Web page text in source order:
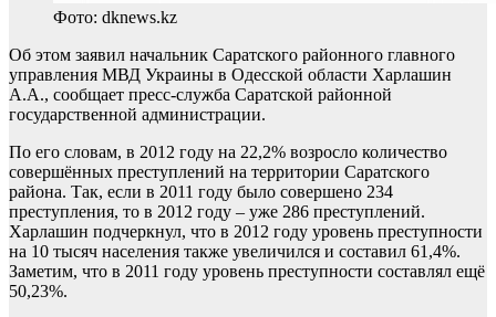
Фото: dknews.kz
Об этом заявил начальник Саратского районного главного
управления МВД Украины в Одесской области Харлашин
А.А., сообщает пресс-служба Саратской районной
государственной администрации.
По его словам, в 2012 году на 22,2% возросло количество
совершённых преступлений на территории Саратского
района. Так, если в 2011 году было совершено 234
преступления, то в 2012 году – уже 286 преступлений.
Харлашин подчеркнул, что в 2012 году уровень преступности
на 10 тысяч населения также увеличился и составил 61,4%.
Заметим, что в 2011 году уровень преступности составлял ещё
50,23%.